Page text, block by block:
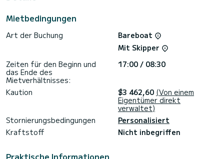
Es verfügt über die folgende Ausstattung: Bugstrahlruder,
WLAN und Internet, Deckdusche.
Zögern Sie nicht, uns für ein Angebot zu kontaktieren, ein
Mietbedingungen
Art der Buchung
Bareboat
Mit Skipper
Zeiten für den Beginn und
das Ende des
Mietverhältnisses:
17:00 / 08:30
Kaution $3 462,60 (Von einem
Eigentümer direkt
verwaltet)
Stornierungsbedingungen
Personalisiert
Kraftstoff
Nicht inbegriffen